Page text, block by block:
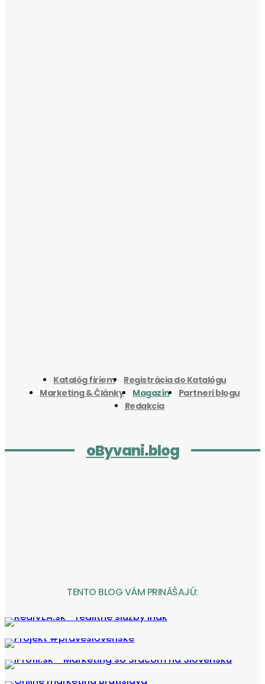
Katalóg firiem
Registrácia do Katalógu
Marketing & Články
Magazín
Partneri blogu
Redakcia
oByvani.blog
TENTO BLOG VÁM PRINÁŠAJÚ: